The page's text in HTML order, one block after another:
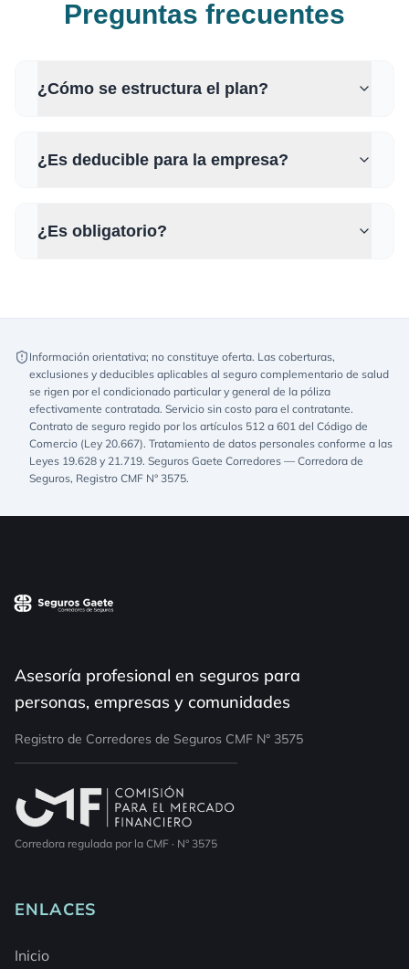
Preguntas frecuentes
¿Cómo se estructura el plan?
¿Es deducible para la empresa?
¿Es obligatorio?
Información orientativa; no constituye oferta. Las coberturas,
exclusiones y deducibles aplicables al seguro complementario de salud
se rigen por el condicionado particular y general de la póliza
efectivamente contratada. Servicio sin costo para el contratante.
Contrato de seguro regido por los artículos 512 a 601 del Código de
Comercio (Ley 20.667). Tratamiento de datos personales conforme a las
Leyes 19.628 y 21.719. Seguros Gaete Corredores — Corredora de
Seguros, Registro CMF N° 3575.
Asesoría profesional en seguros para
personas, empresas y comunidades
Registro de Corredores de Seguros CMF N° 3575
Corredora regulada por la CMF · N° 3575
ENLACES
Inicio